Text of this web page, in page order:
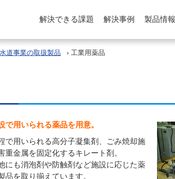
解決できる課題 解決事例 製品情報
水道事業の取扱製品 › 工業用薬品
用いられる薬品を用意。
で用いられる高分子凝集剤、ごみ焼却施
金属を固定化するキレート剤。
にも消泡剤や防触剤など施設に応じた薬
を取り揃えています。